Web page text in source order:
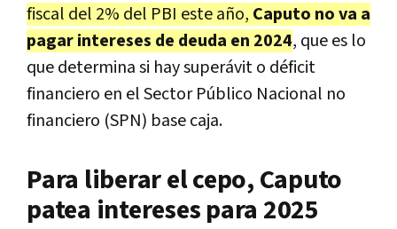
fiscal del 2% del PBI este año, Caputo no va a
pagar intereses de deuda en 2024, que es lo
que determina si hay superávit o déficit
financiero en el Sector Público Nacional no
financiero (SPN) base caja.
Para liberar el cepo, Caputo
patea intereses para 2025